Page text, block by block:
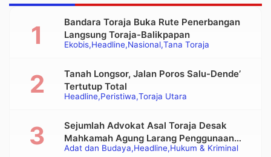
Ekobis Headline Nasional Tana Toraja
Bandara Toraja Buka Rute Penerbangan
Langsung Toraja-Balikpapan
Headline Peristiwa Toraja Utara
Tanah Longsor, Jalan Poros Salu-Dende’
Tertutup Total
Adat dan Budaya Headline Hukum & Kriminal
Sejumlah Advokat Asal Toraja Desak
Mahkamah Agung Larang Penggunaan
Alat Berat pada Eksekusi Rumah Adat